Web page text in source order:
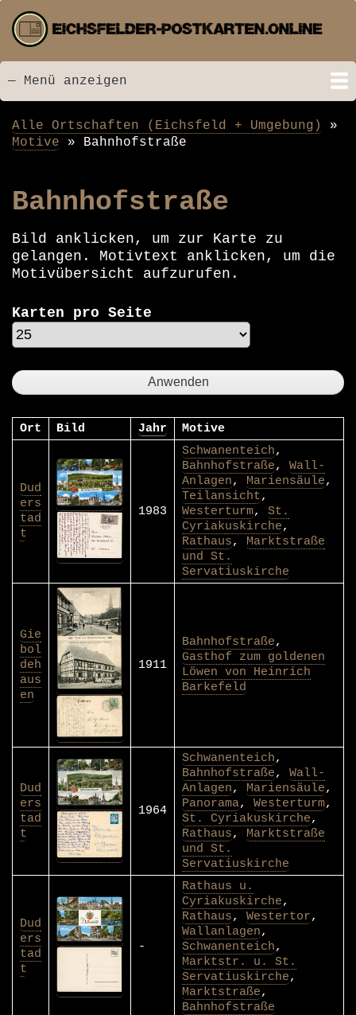
zum
Inhalt
Menü
— Menü anzeigen
Startseite
Neu hinzugefügt
Postkarten
Bildarchiv
Videos
Suche
Kontakt
Links
Spende
Pfadnavigation
Alle Ortschaften (Eichsfeld + Umgebung)
Motive
Bahnhofstraße
Bahnhofstraße
Bild anklicken, um zur Karte zu
gelangen. Motivtext anklicken, um die
Motivübersicht aufzurufen.
Karten pro Seite
Ort Bild Jahr Motive
Dud
ers
tad
t
1983
Schwanenteich,
Bahnhofstraße, Wall-
Anlagen, Mariensäule,
Teilansicht,
Westerturm, St.
Cyriakuskirche,
Rathaus, Marktstraße
und St.
Servatiuskirche
Gie
bol
deh
aus
en
1911
Bahnhofstraße,
Gasthof zum goldenen
Löwen von Heinrich
Barkefeld
Dud
ers
tad
t
1964
Schwanenteich,
Bahnhofstraße, Wall-
Anlagen, Mariensäule,
Panorama, Westerturm,
St. Cyriakuskirche,
Rathaus, Marktstraße
und St.
Servatiuskirche
Dud
ers
tad
t
-
Rathaus u.
Cyriakuskirche,
Rathaus, Westertor,
Wallanlagen,
Schwanenteich,
Marktstr. u. St.
Servatiuskirche,
Marktstraße,
Bahnhofstraße